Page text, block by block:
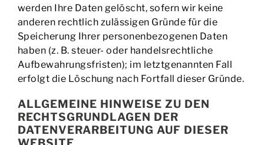
werden Ihre Daten gelöscht, sofern wir keine
anderen rechtlich zulässigen Gründe für die
Speicherung Ihrer personenbezogenen Daten
haben (z. B. steuer- oder handelsrechtliche
Aufbewahrungsfristen); im letztgenannten Fall
erfolgt die Löschung nach Fortfall dieser Gründe.
ALLGEMEINE HINWEISE ZU DEN
RECHTSGRUNDLAGEN DER
DATENVERARBEITUNG AUF DIESER